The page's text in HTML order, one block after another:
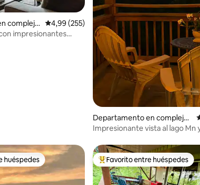
125 evaluaciones
complejo
Devils
Calificación promedio: 4,99 de 5. 255
4,99 (255)
impresionantes
Departamento en complejo r
esidencial en Sugar Mountain
Impresionante vista al lago Mn
huéspedes más destacados
huéspedes Favorito entre los huéspedes
Favorito entre huéspedes